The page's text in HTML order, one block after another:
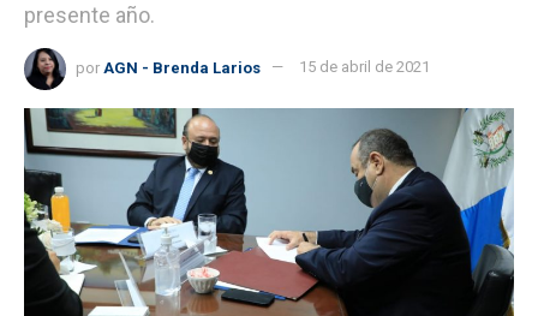
presente año.
por AGN - Brenda Larios 15 de abril de 2021